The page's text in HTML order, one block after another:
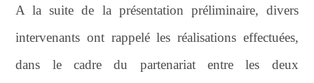
A la suite de la présentation préliminaire, divers
intervenants ont rappelé les réalisations effectuées,
dans le cadre du partenariat entre les deux